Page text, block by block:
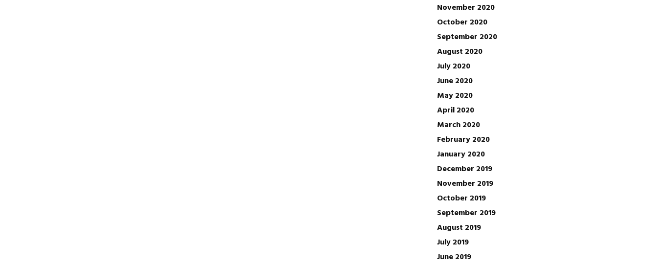
November 2020
October 2020
September 2020
August 2020
July 2020
June 2020
May 2020
April 2020
March 2020
February 2020
January 2020
December 2019
November 2019
October 2019
September 2019
August 2019
July 2019
June 2019